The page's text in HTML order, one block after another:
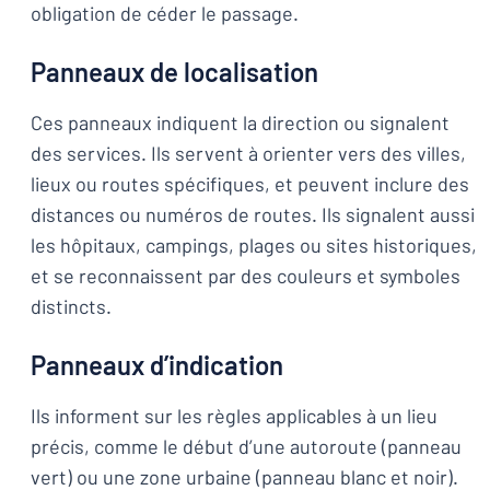
obligation de céder le passage.
Panneaux de localisation
Ces panneaux indiquent la direction ou signalent
des services. Ils servent à orienter vers des villes,
lieux ou routes spécifiques, et peuvent inclure des
distances ou numéros de routes. Ils signalent aussi
les hôpitaux, campings, plages ou sites historiques,
et se reconnaissent par des couleurs et symboles
distincts.
Panneaux d’indication
Ils informent sur les règles applicables à un lieu
précis, comme le début d’une autoroute (panneau
vert) ou une zone urbaine (panneau blanc et noir).